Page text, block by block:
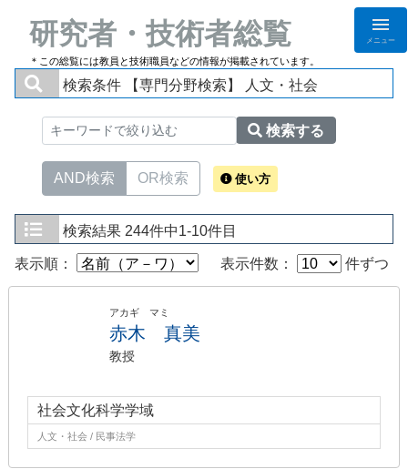
研究者・技術者総覧
＊この総覧には教員と技術職員などの情報が掲載されています。
メニュー
検索条件 【専門分野検索】 人文・社会
検索する
AND検索 OR検索 使い方
検索結果 244件中1-10件目
表示順： 表示件数： 件ずつ
アカギ マミ
赤木 真美
教授
社会文化科学学域
人文・社会 / 民事法学